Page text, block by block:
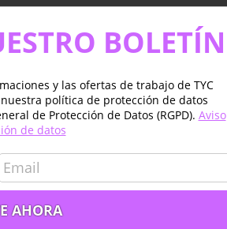
BOLETÍN
y las ofertas de trabajo de TYC
política de protección de datos
de Protección de Datos (RGPD). Aviso
de datos